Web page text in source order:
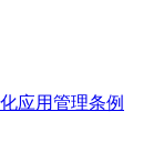
应用管理条例